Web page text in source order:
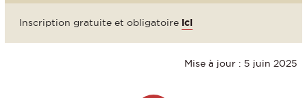
Inscription gratuite et obligatoire ici
Mise à jour : 5 juin 2025